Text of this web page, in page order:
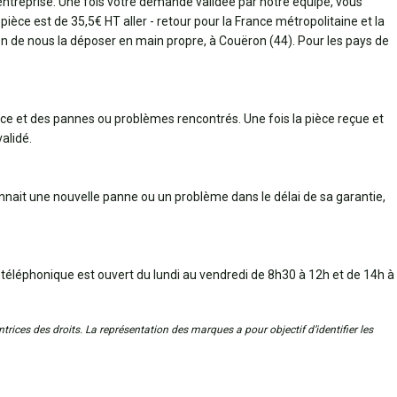
est de 35,5€ HT aller - retour pour la France métropolitaine et la
de nous la déposer en main propre, à Couëron (44). Pour les pays de
et des pannes ou problèmes rencontrés. Une fois la pièce reçue et
une nouvelle panne ou un problème dans le délai de sa garantie,
est ouvert du lundi au vendredi de 8h30 à 12h et de 14h à
des droits. La représentation des marques a pour objectif d’identifier les